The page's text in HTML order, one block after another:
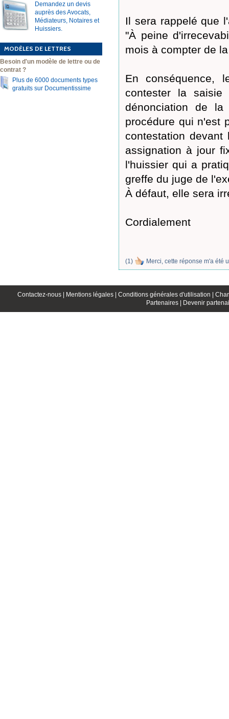
Demandez un devis
auprès des Avocats,
Médiateurs, Notaires et
Huissiers.
MODÈLES DE LETTRES
Besoin d'un modèle de lettre ou de
contrat ?
Plus de 6000 documents types
gratuits sur Documentissime
Il sera rappelé que
"À peine
mois à compter de
En conséquence,
contester la
dénonciation de
procédure qui n'est
contestation
assignation à jour
l'huissier qui a
greffe du juge de
À défaut, elle sera
Cordialement
(1) Merci, cette réponse m'a été
Contactez-nous | Mentions légales | Conditions générales d'utilisation |
Partenaires |
Devenir